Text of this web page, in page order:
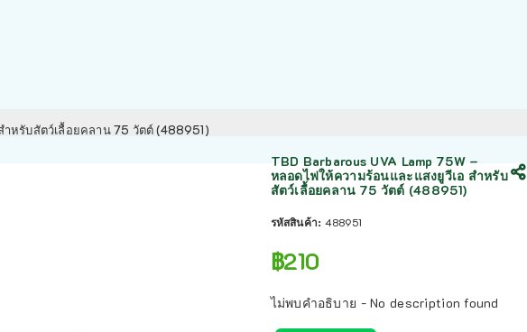
ำหรับสัตว์เลื้อยคลาน 75 วัตต์ (488951)
TBD Barbarous UVA Lamp 75W –
หลอดไฟให้ความร้อนและแสงยูวีเอ สำหรับ
สัตว์เลื้อยคลาน 75 วัตต์ (488951)
รหัสสินค้า: 488951
฿210
ไม่พบคำอธิบาย - No description found